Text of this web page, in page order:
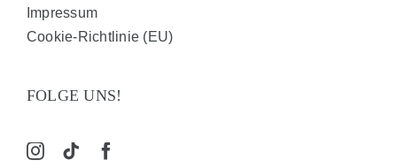
Impressum
Cookie-Richtlinie (EU)
FOLGE UNS!